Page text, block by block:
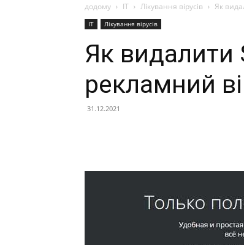
додому IT Лікування вірусів Як
IT Лікування вірусів
Як видалити
рекламний
31.12.2021